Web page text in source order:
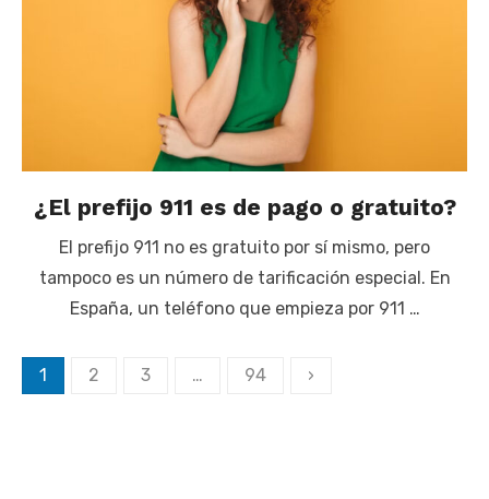
¿El prefijo 911 es de pago o gratuito?
El prefijo 911 no es gratuito por sí mismo, pero
tampoco es un número de tarificación especial. En
España, un teléfono que empieza por 911 …
Paginación
1 2 3 … 94 ›